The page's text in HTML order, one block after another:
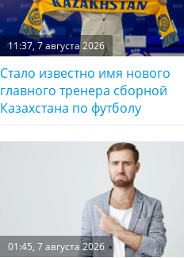
11:37, 7 августа 2026
Стало известно имя нового
главного тренера сборной
Казахстана по футболу
01:45, 7 августа 2026